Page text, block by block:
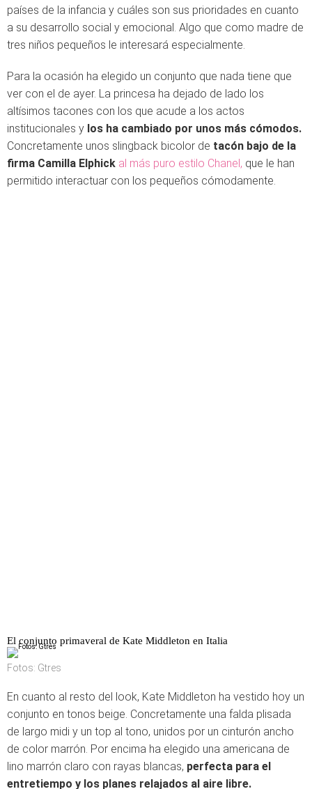
países de la infancia y cuáles son sus prioridades en cuanto
a su desarrollo social y emocional. Algo que como madre de
tres niños pequeños le interesará especialmente.
Para la ocasión ha elegido un conjunto que nada tiene que
ver con el de ayer. La princesa ha dejado de lado los
altísimos tacones con los que acude a los actos
institucionales y los ha cambiado por unos más cómodos.
Concretamente unos slingback bicolor de tacón bajo de la
firma Camilla Elphick al más puro estilo Chanel, que le han
permitido interactuar con los pequeños cómodamente.
El conjunto primaveral de Kate Middleton en Italia
Fotos: Gtres
En cuanto al resto del look, Kate Middleton ha vestido hoy un
conjunto en tonos beige. Concretamente una falda plisada
de largo midi y un top al tono, unidos por un cinturón ancho
de color marrón. Por encima ha elegido una americana de
lino marrón claro con rayas blancas, perfecta para el
entretiempo y los planes relajados al aire libre.